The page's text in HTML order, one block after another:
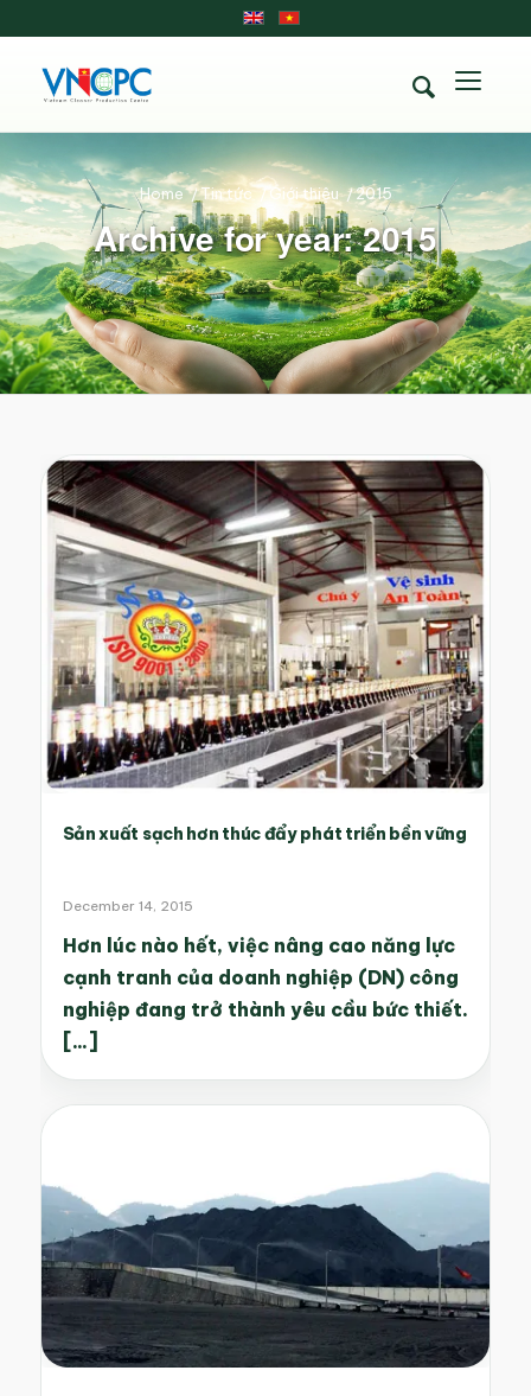
Archive for year: 2015
Home /Tin tức /Giới thiệu /2015
Sản xuất sạch hơn thúc đẩy phát triển bền vững
December 14, 2015
Hơn lúc nào hết, việc nâng cao năng lực
cạnh tranh của doanh nghiệp (DN) công
nghiệp đang trở thành yêu cầu bức thiết.
[...]